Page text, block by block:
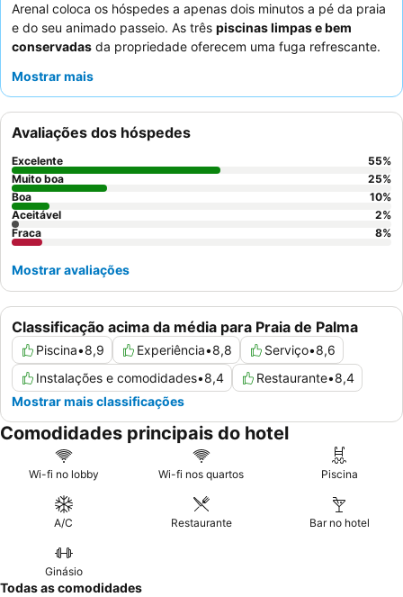
Arenal coloca os hóspedes a apenas dois minutos a pé da praia
e do seu animado passeio. As três piscinas limpas e bem
conservadas da propriedade oferecem uma fuga refrescante.
atenciosos e simpáticos
experiência mais tranquila, considere solicitar um quarto virado
para o jardim.
Mostrar mais
Classificação acima da média para Praia de Palma
Piscina•8,9 Experiência•8,8 Serviço•8,6
Instalações e comodidades•8,4 Restaurante•8,4
Mostrar mais classificações
Avaliações dos hóspedes
Excelente 55%
Muito boa
25%
Boa
10%
Aceitável
2%
Fraca
8%
Mostrar avaliações
Comodidades principais do hotel
Wi-fi no lobby Wi-fi nos quartos Piscina
A/C Restaurante Bar no hotel
Ginásio
Todas as comodidades